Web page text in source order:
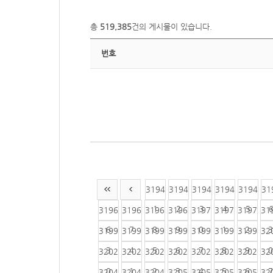
총 519,385건의 게시물이 있습니다.
번호
3194
1
3194
2
3194
3
3194
4
3194
5 6
3196
6
3196
7
3196
8
3196
9
3197
0
3197
1
3197
2 3
3199
3
3199
4
3199
5
3199
6
3199
7
3199
8
3199
9 0
3202
0
3202
1
3202
2
3202
3
3202
4
3202
5
3202
6 7